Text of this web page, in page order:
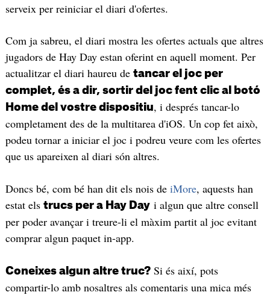
serveix per reiniciar el diari d'ofertes.
Com ja sabreu, el diari mostra les ofertes actuals que altres
jugadors de Hay Day estan oferint en aquell moment. Per
actualitzar el diari haureu de tancar el joc per
complet, és a dir, sortir del joc fent clic al botó
Home del vostre dispositiu, i després tancar-lo
completament des de la multitarea d'iOS. Un cop fet això,
podeu tornar a iniciar el joc i podreu veure com les ofertes
que us apareixen al diari són altres.
Doncs bé, com bé han dit els nois de iMore, aquests han
estat els trucs per a Hay Dayi algun que altre consell
per poder avançar i treure-li el màxim partit al joc evitant
comprar algun paquet in-app.
Coneixes algun altre truc?Si és així, pots
compartir-lo amb nosaltres als comentaris una mica més